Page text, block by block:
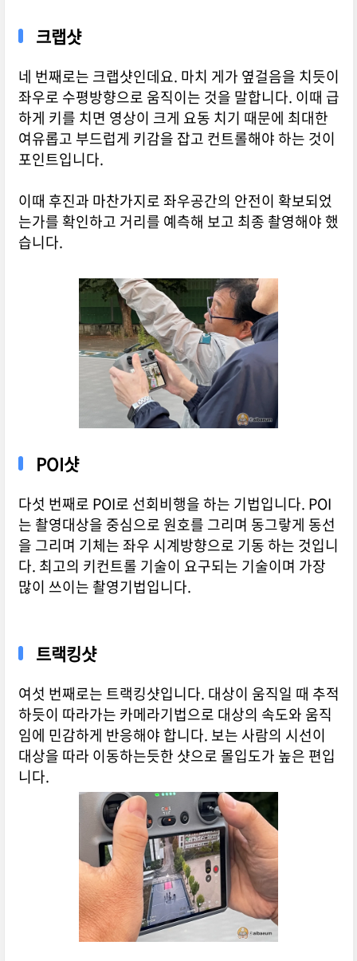
크랩샷
네 번째로는 크랩샷인데요. 마치 게가 옆걸음을 치듯이
좌우로 수평방향으로 움직이는 것을 말합니다. 이때 급
하게 키를 치면 영상이 크게 요동 치기 때문에 최대한
여유롭고 부드럽게 키감을 잡고 컨트롤해야 하는 것이
포인트입니다.
이때 후진과 마찬가지로 좌우공간의 안전이 확보되었
는가를 확인하고 거리를 예측해 보고 최종 촬영해야 했
습니다.
POI샷
다섯 번째로 POI로 선회비행을 하는 기법입니다. POI
는 촬영대상을 중심으로 원호를 그리며 동그랗게 동선
을 그리며 기체는 좌우 시계방향으로 기동 하는 것입니
다. 최고의 키컨트롤 기술이 요구되는 기술이며 가장
많이 쓰이는 촬영기법입니다.
트랙킹샷
여섯 번째로는 트랙킹샷입니다. 대상이 움직일 때 추적
하듯이 따라가는 카메라기법으로 대상의 속도와 움직
임에 민감하게 반응해야 합니다. 보는 사람의 시선이
대상을 따라 이동하는듯한 샷으로 몰입도가 높은 편입
니다.